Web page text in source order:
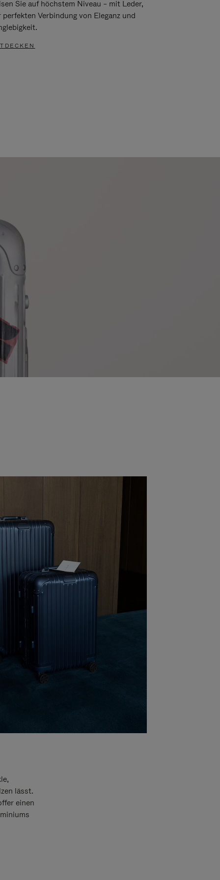
Sie auf höchstem Niveau – mit Leder,
perfekten Verbindung von Eleganz und
lässt.
einen